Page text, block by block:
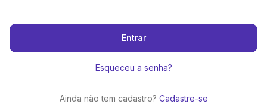
Entrar
Esqueceu a senha?
Ainda não tem cadastro? Cadastre-se